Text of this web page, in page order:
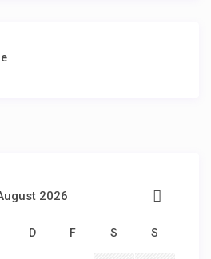
2026
D F S S